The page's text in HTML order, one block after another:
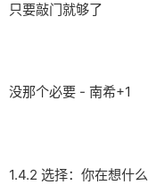
只要敲门就够了
没那个必要 - 南希+1
1.4.2 选择：你在想什么